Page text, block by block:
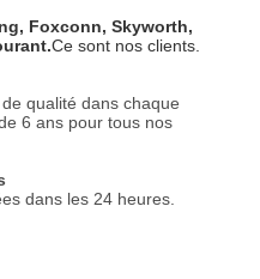
Foxconn, Skyworth,
Ce sont nos clients.
qualité dans chaque
6 ans pour tous nos
dans les 24 heures.